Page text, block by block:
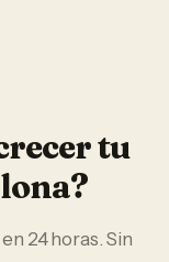
tu
?
24 horas. Sin